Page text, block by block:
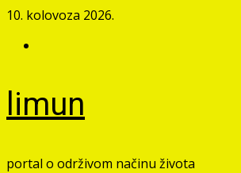
Skip
content
10. kolovoza 2026.
limun
portal o održivom načinu života